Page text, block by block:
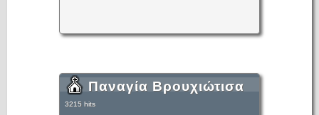
Παναγία Βρουχιώτισα
3215 hits